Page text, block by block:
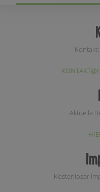
Aktuelle
Kostenloser